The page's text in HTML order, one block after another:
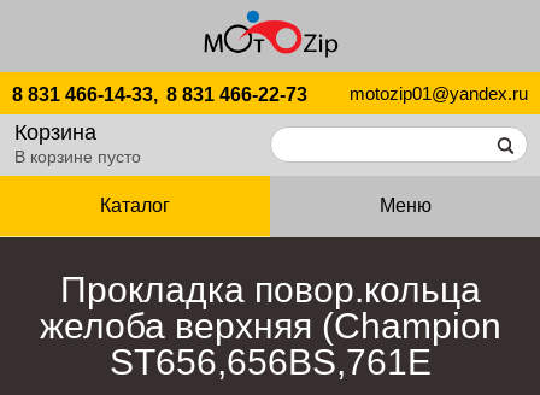
8 831 466-14-33, 8 831 466-22-73 motozip01@yandex.ru
Корзина
В корзине пусто
Каталог Меню
Прокладка повор.кольца
желоба верхняя (Champion
ST656,656BS,761E